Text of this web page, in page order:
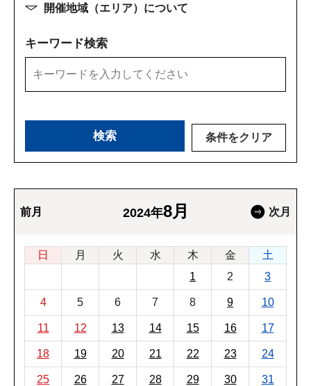
開催地域（エリア）について
キーワード検索
条件をクリア
前月 2024年8月 次月
日 月 火 水 木 金
土
1
2 3
4 5 6 7 8 9 10
11 12 13 14 15 16 17
18 19 20 21 22 23 24
25 26 27 28 29 30 31